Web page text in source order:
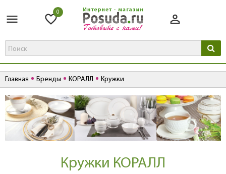
0
Главная Бренды КОРАЛЛ Кружки
Кружки КОРАЛЛ